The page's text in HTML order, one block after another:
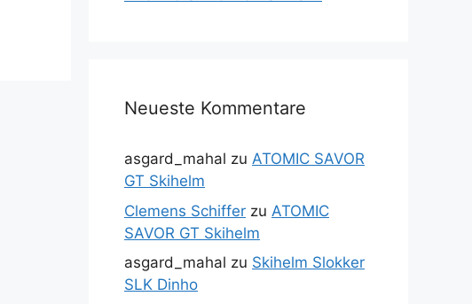
Neueste Kommentare
asgard_mahal zu ATOMIC SAVOR
GT Skihelm
Clemens Schiffer zu ATOMIC
SAVOR GT Skihelm
asgard_mahal zu Skihelm Slokker
SLK Dinho